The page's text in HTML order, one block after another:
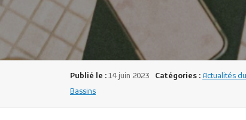
Publié le :14 juin 2023 Catégories :Actualités
Bassins